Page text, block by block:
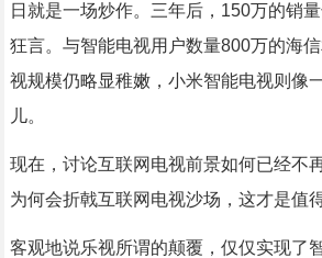
日就是一场炒作。三年后，150万的销
狂言。与智能电视用户数量800万的海
视规模仍略显稚嫩，小米智能电视则像
儿。
现在，讨论互联网电视前景如何已经不
为何会折戟互联网电视沙场，这才是值
客观地说乐视所谓的颠覆，仅仅实现了